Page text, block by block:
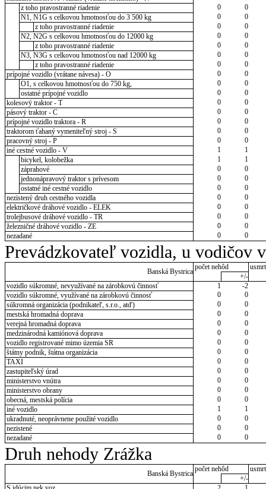
z toho pravostranné riadenie
0
0
N1, N1G s celkovou hmotnosťou do 3 500 kg
0
0
z toho pravostranné riadenie
0
0
N2, N2G s celkovou hmotnosťou do 12000 kg
0
0
z toho pravostranné riadenie
0
0
N3, N3G s celkovou hmotnosťou nad 12000 kg
0
0
z toho pravostranné riadenie
0
0
prípojné vozidlo (vrátane návesa) - O
0
0
O1, s celkovou hmotnosťou do 750 kg,
0
0
ostatné prípojné vozidlo
0
0
kolesový traktor - T
0
0
pásový traktor - C
0
0
prípojné vozidlo traktora - R
0
0
traktorom ťahaný vymeniteľný stroj - S
0
0
pracovný stroj - P
0
0
iné cestné vozidlo - V
1
1
bicykel, kolobežka
1
1
záprahové
0
0
jednonápravový traktor s prívesom
0
0
ostatné iné cestné vozidlo
0
0
nezistený druh cestného vozidla
0
0
električkové dráhové vozidlo - ELEK
0
0
trolejbusové dráhové vozidlo - TR
0
0
železničné dráhové vozidlo - ZE
0
0
nezadané
0 0
Prevádzkovateľ vozidla, u vodičov
Banská Bystrica
počet nehôd
+/-
vozidlo súkromné, nevyužívané na zárobkovú činnosť
1
-2
vozidlo súkromné, využívané na zárobkovú činnosť
0
0
súkromná organizácia (podnikateľ, s.r.o., atď)
0
0
mestská hromadná doprava
0
0
verejná hromadná doprava
0
0
medzinárodná kamiónová doprava
0
0
vozidlo registrované mimo územia SR
0
0
štátny podnik, štátna organizácia
0
0
TAXI
0
0
zastupiteľský úrad
0
0
ministerstvo vnútra
0
0
ministerstvo obrany
0
0
obecná, mestská polícia
0
0
iné vozidlo
1
1
ukradnuté, neoprávnene použité vozidlo
0
0
nezistené
0
0
nezadané
0 0
Druh nehody Zrážka
Banská Bystrica
počet nehôd
+/-